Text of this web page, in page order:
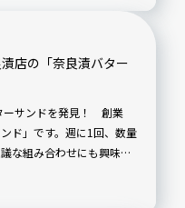
すよ。5回目は「越前かに
？
店の「奈良漬バター
ーサンドを発見！ 創業
ド」です。週に1回、数量
な組み合わせにも興味